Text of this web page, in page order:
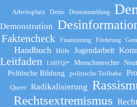
Arbeitsplatz Demo Demoanmeldung
Demonstration
Faktencheck Finanzierung Förderung
Handbuch Hilfe Jugendarbeit
Leitfaden LSBTQI* Menschenrechte
Politische Bildung politische Teilhabe
Queer
Radikalisierung
Rechtsextremismus